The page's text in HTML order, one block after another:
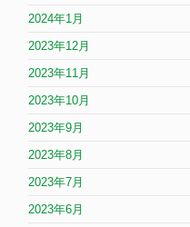
2024年1月
2023年12月
2023年11月
2023年10月
2023年9月
2023年8月
2023年7月
2023年6月